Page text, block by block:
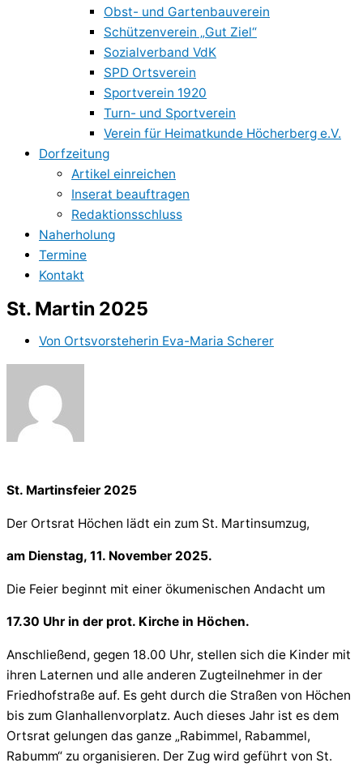
Obst- und Gartenbauverein
Schützenverein „Gut Ziel“
Sozialverband VdK
SPD Ortsverein
Sportverein 1920
Turn- und Sportverein
Verein für Heimatkunde Höcherberg e.V.
Dorfzeitung
Artikel einreichen
Inserat beauftragen
Redaktionsschluss
Naherholung
Termine
Kontakt
St. Martin 2025
Von Ortsvorsteherin Eva-Maria Scherer
St. Martinsfeier 2025
Der Ortsrat Höchen lädt ein zum St. Martinsumzug,
am Dienstag, 11. November 2025.
Die Feier beginnt mit einer ökumenischen Andacht um
17.30 Uhr in der prot. Kirche in Höchen.
Anschließend, gegen 18.00 Uhr, stellen sich die Kinder mit
ihren Laternen und alle anderen Zugteilnehmer in der
Friedhofstraße auf. Es geht durch die Straßen von Höchen
bis zum Glanhallenvorplatz. Auch dieses Jahr ist es dem
Ortsrat gelungen das ganze „Rabimmel, Rabammel,
Rabumm“ zu organisieren. Der Zug wird geführt von St.